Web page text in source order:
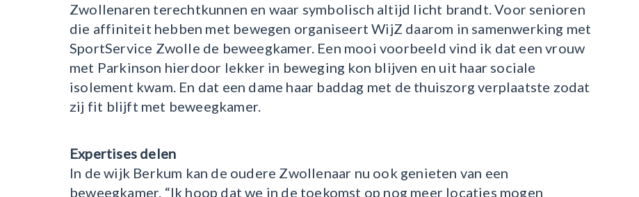
Zwollenaren terechtkunnen en waar symbolisch altijd licht brandt. Voor senioren
die affiniteit hebben met bewegen organiseert WijZ daarom in samenwerking met
SportService Zwolle de beweegkamer. Een mooi voorbeeld vind ik dat een vrouw
met Parkinson hierdoor lekker in beweging kon blijven en uit haar sociale
isolement kwam. En dat een dame haar baddag met de thuiszorg verplaatste zodat
zij fit blijft met beweegkamer.
Expertises delen
In de wijk Berkum kan de oudere Zwollenaar nu ook genieten van een
beweegkamer. “Ik hoop dat we in de toekomst op nog meer locaties mogen